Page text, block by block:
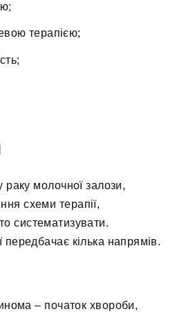
терапією;
молочної залози,
схеми терапії,
систематизувати.
передбачає кілька напрямів.
– початок хвороби,